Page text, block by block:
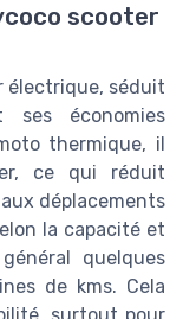
scooter
électrique, séduit
ses économies
thermique, il
ce qui réduit
déplacements
la capacité et
quelques
de kms. Cela
surtout pour